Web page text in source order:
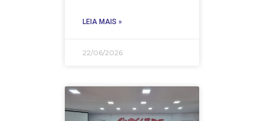
LEIA MAIS »
22/06/2026